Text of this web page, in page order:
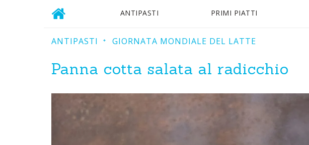
ANTIPASTI PRIMI PIATTI
ANTIPASTI GIORNATA MONDIALE DEL LATTE
Panna cotta salata al radicchio